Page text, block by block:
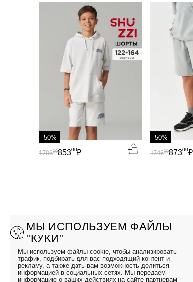
-50%
85300₽
170600
-50%
87300₽
174600
МЫ ИСПОЛЬЗУЕМ ФАЙЛЫ
"КУКИ"
Мы используем файлы cookie, чтобы анализировать
трафик, подбирать для вас подходящий контент и
рекламу, а также дать вам возможность делиться
информацией в социальных сетях. Мы передаем
информацию о ваших действиях на сайте партнерам